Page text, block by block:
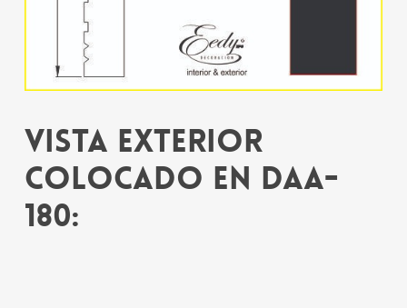
Vista exterior
colocado en DAA-
180: